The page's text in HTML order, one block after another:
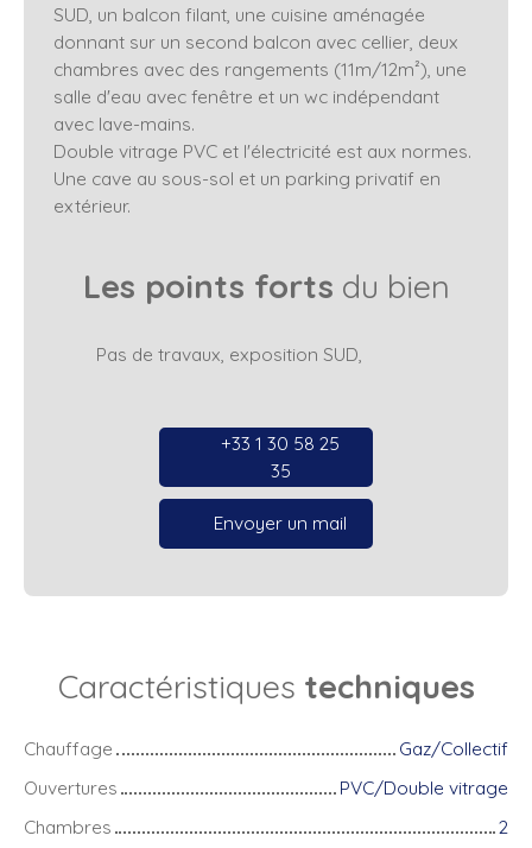
SUD, un balcon filant, une cuisine aménagée
donnant sur un second balcon avec cellier, deux
chambres avec des rangements (11m/12m²), une
salle d'eau avec fenêtre et un wc indépendant
avec lave-mains.
Double vitrage PVC et l'électricité est aux normes.
Une cave au sous-sol et un parking privatif en
extérieur.
Les points forts du bien
Pas de travaux, exposition SUD,
+33 1 30 58 25
35
Envoyer un mail
Caractéristiques techniques
Chauffage
Gaz/Collectif
Ouvertures
PVC/Double vitrage
Chambres
2